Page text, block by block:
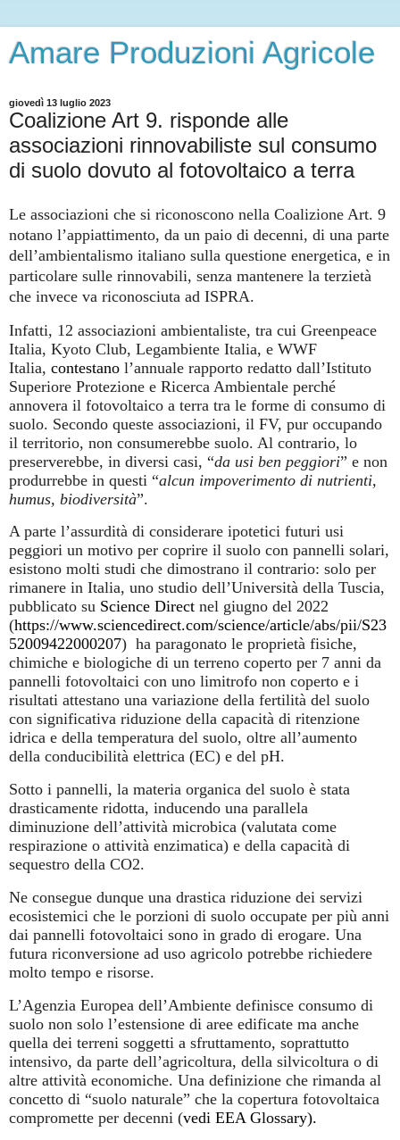
Amare Produzioni Agricole
giovedì 13 luglio 2023
Coalizione Art 9. risponde alle
associazioni rinnovabiliste sul consumo
di suolo dovuto al fotovoltaico a terra
Le associazioni che si riconoscono nella Coalizione Art. 9
notano l’appiattimento, da un paio di decenni, di una parte
dell’ambientalismo italiano sulla questione energetica, e in
particolare sulle rinnovabili, senza mantenere la terzietà
che invece va riconosciuta ad ISPRA.
Infatti, 12 associazioni ambientaliste, tra cui Greenpeace
Italia, Kyoto Club, Legambiente Italia, e WWF
Italia, contestano l’annuale rapporto redatto dall’Istituto
Superiore Protezione e Ricerca Ambientale perché
annovera il fotovoltaico a terra tra le forme di consumo di
suolo. Secondo queste associazioni, il FV, pur occupando
il territorio, non consumerebbe suolo. Al contrario, lo
preserverebbe, in diversi casi, “da usi ben peggiori” e non
produrrebbe in questi “alcun impoverimento di nutrienti,
humus, biodiversità”.
A parte l’assurdità di considerare ipotetici futuri usi
peggiori un motivo per coprire il suolo con pannelli solari,
esistono molti studi che dimostrano il contrario: solo per
rimanere in Italia, uno studio dell’Università della Tuscia,
pubblicato su Science Direct nel giugno del 2022
(https://www.sciencedirect.com/science/article/abs/pii/S23
52009422000207) ha paragonato le proprietà fisiche,
chimiche e biologiche di un terreno coperto per 7 anni da
pannelli fotovoltaici con uno limitrofo non coperto e i
risultati attestano una variazione della fertilità del suolo
con significativa riduzione della capacità di ritenzione
idrica e della temperatura del suolo, oltre all’aumento
della conducibilità elettrica (EC) e del pH.
Sotto i pannelli, la materia organica del suolo è stata
drasticamente ridotta, inducendo una parallela
diminuzione dell’attività microbica (valutata come
respirazione o attività enzimatica) e della capacità di
sequestro della CO2.
Ne consegue dunque una drastica riduzione dei servizi
ecosistemici che le porzioni di suolo occupate per più anni
dai pannelli fotovoltaici sono in grado di erogare. Una
futura riconversione ad uso agricolo potrebbe richiedere
molto tempo e risorse.
L’Agenzia Europea dell’Ambiente definisce consumo di
suolo non solo l’estensione di aree edificate ma anche
quella dei terreni soggetti a sfruttamento, soprattutto
intensivo, da parte dell’agricoltura, della silvicoltura o di
altre attività economiche. Una definizione che rimanda al
concetto di “suolo naturale” che la copertura fotovoltaica
compromette per decenni (vedi EEA Glossary).